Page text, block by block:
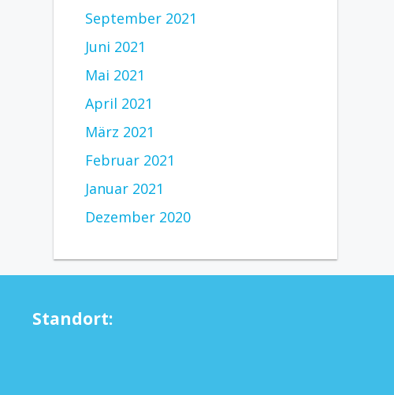
September 2021
Juni 2021
Mai 2021
April 2021
März 2021
Februar 2021
Januar 2021
Dezember 2020
Standort: